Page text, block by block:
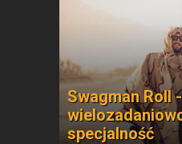
Swagman Roll -
specjalność